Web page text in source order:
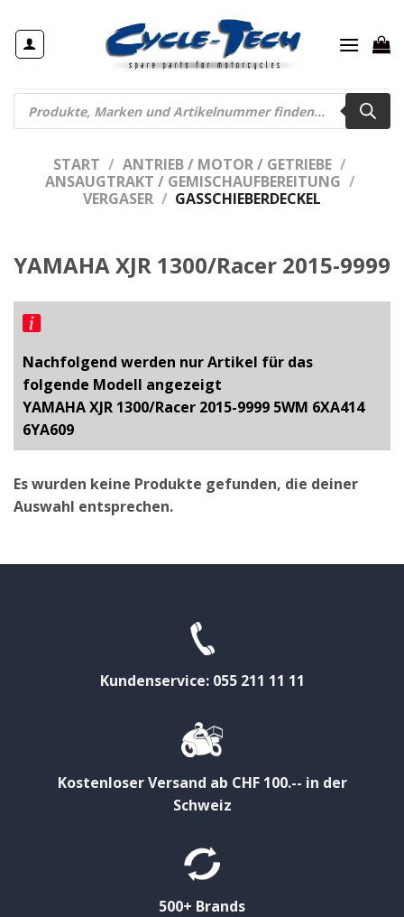
Inhalt
springen
Products
search
START / ANTRIEB / MOTOR / GETRIEBE /
ANSAUGTRAKT / GEMISCHAUFBEREITUNG /
VERGASER / GASSCHIEBERDECKEL
YAMAHA XJR 1300/Racer 2015-9999
Nachfolgend werden nur Artikel für das
folgende Modell angezeigt
YAMAHA XJR 1300/Racer 2015-9999 5WM 6XA414
6YA609
Es wurden keine Produkte gefunden, die deiner
Auswahl entsprechen.
Kundenservice: 055 211 11 11
Kostenloser Versand ab CHF 100.-- in der
Schweiz
500+ Brands